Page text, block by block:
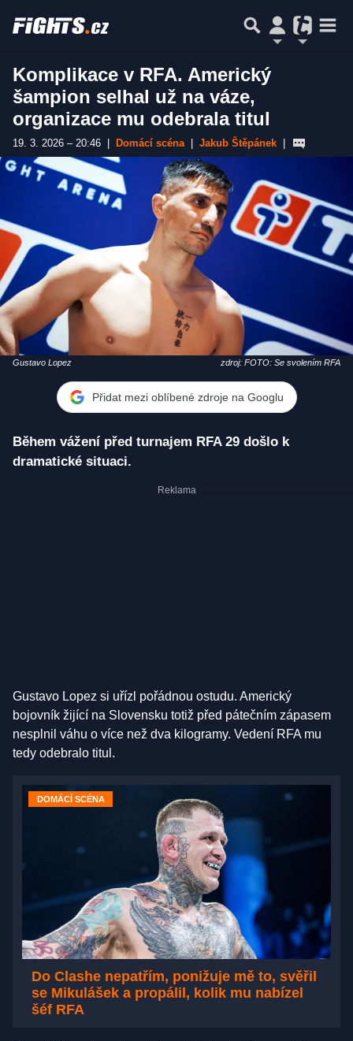
Komplikace v RFA. Americký
šampion selhal už na váze,
organizace mu odebrala titul
19. 3. 2026 – 20:46 Domácí scéna Jakub Štěpánek
Gustavo Lopez zdroj: FOTO: Se svolením RFA
Přidat mezi oblíbené zdroje na Googlu
Během vážení před turnajem RFA 29 došlo k
dramatické situaci.
Gustavo Lopez si uřízl pořádnou ostudu. Americký
bojovník žijící na Slovensku totiž před pátečním zápasem
nesplnil váhu o více než dva kilogramy. Vedení RFA mu
tedy odebralo titul.
DOMÁCÍ SCÉNA
Do Clashe nepatřím, ponižuje mě to, svěřil
se Mikulášek a propálil, kolik mu nabízel
šéf RFA